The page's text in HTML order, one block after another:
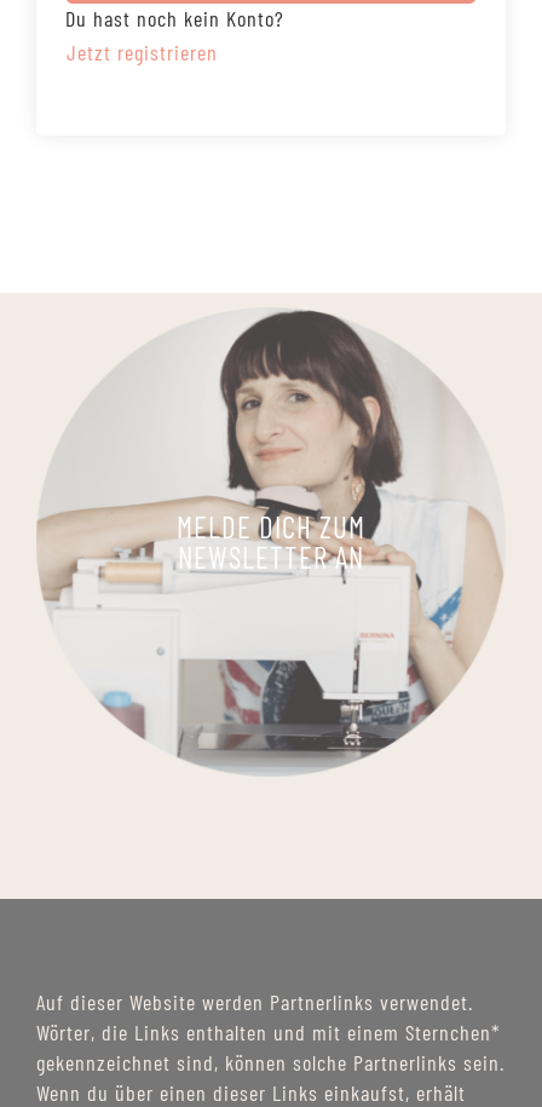
Du hast noch kein Konto?
Jetzt registrieren
MELDE DICH ZUM
NEWSLETTER AN
Auf dieser Website werden Partnerlinks verwendet.
Wörter, die Links enthalten und mit einem Sternchen*
gekennzeichnet sind, können solche Partnerlinks sein.
Wenn du über einen dieser Links einkaufst, erhält